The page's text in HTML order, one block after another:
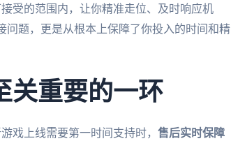
受的范围内，让你精准走位、及时响应机
题，更是从根本上保障了你投入的时间和精
关重要的一环
戏上线需要第一时间支持时， 售后实时保障